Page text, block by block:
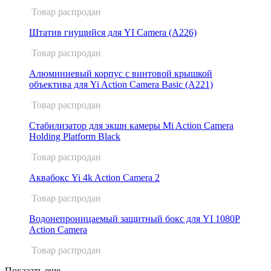
Товар распродан
Штатив гнущийся для YI Camera (A226)
Товар распродан
Алюминиевый корпус с винтовой крышкой
объектива для Yi Action Camera Basic (A221)
Товар распродан
Стабилизатор для экшн камеры Mi Action Camera
Holding Platform Black
Товар распродан
Аквабокс Yi 4k Action Camera 2
Товар распродан
Водонепроницаемый защитный бокс для YI 1080P
Action Camera
Товар распродан